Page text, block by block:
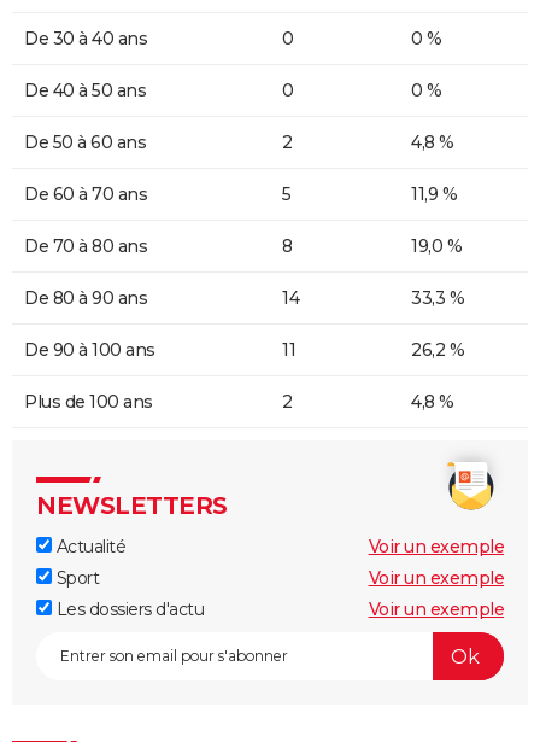
De 30 à 40 ans 0 0 %
De 40 à 50 ans 0 0 %
De 50 à 60 ans 2 4,8 %
De 60 à 70 ans 5 11,9 %
De 70 à 80 ans 8 19,0 %
De 80 à 90 ans 14 33,3 %
De 90 à 100 ans 11 26,2 %
Plus de 100 ans 2 4,8 %
NEWSLETTERS
Actualité
Voir un exemple
Sport
Voir un exemple
Les dossiers d'actu
Voir un exemple